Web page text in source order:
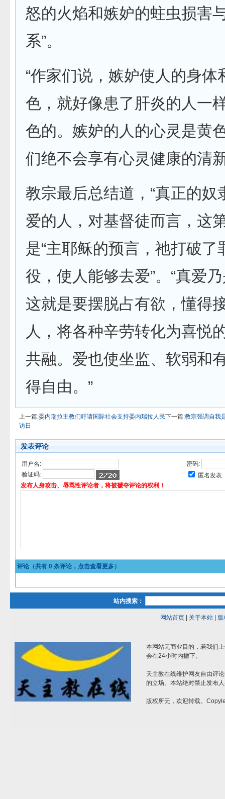
怒的火焰和嫉妒的蛀虫损害
系”。
“作家们说，嫉妒使人的身体
色，就好像患了肝炎的人一
色的。嫉妒的人的心灵是黄
们绝不会享有心灵健康的清
教宗最后总结道，“真正的奴
爱的人，对基督徒而言，这
是“主耶稣的预言，祂打破了
役，使人能够去爱”。“真爱
这就是要摆脱占有欲，懂得
人，将各种辛劳转化为喜悦
共融。爱也使坐监、软弱和
得自由。”
上一篇:委内瑞拉主教们吁请国际社会支持委内瑞拉人民下一篇:教宗强调自我
访日
发表评论
用户名:
密码:
验证码:
匿名发表
发布人身攻击、辱骂性评论者，将被褫夺评论的权利！
评论（共有 0 条评论，点击查看更多）
站内搜索：
网站首页| 关于本站| 版
本网站无商业目的，若我们
会在24小时内撤下。
天主教在线维护网友自由评
的立场。本站绝对禁止发布
版权所无，欢迎转载。